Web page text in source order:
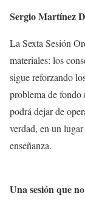
Sergio Martínez
La Sexta Sesión
materiales: los
sigue reforzando
problema de fondo
podrá dejar de
verdad, en un
enseñanza.
Una sesión que